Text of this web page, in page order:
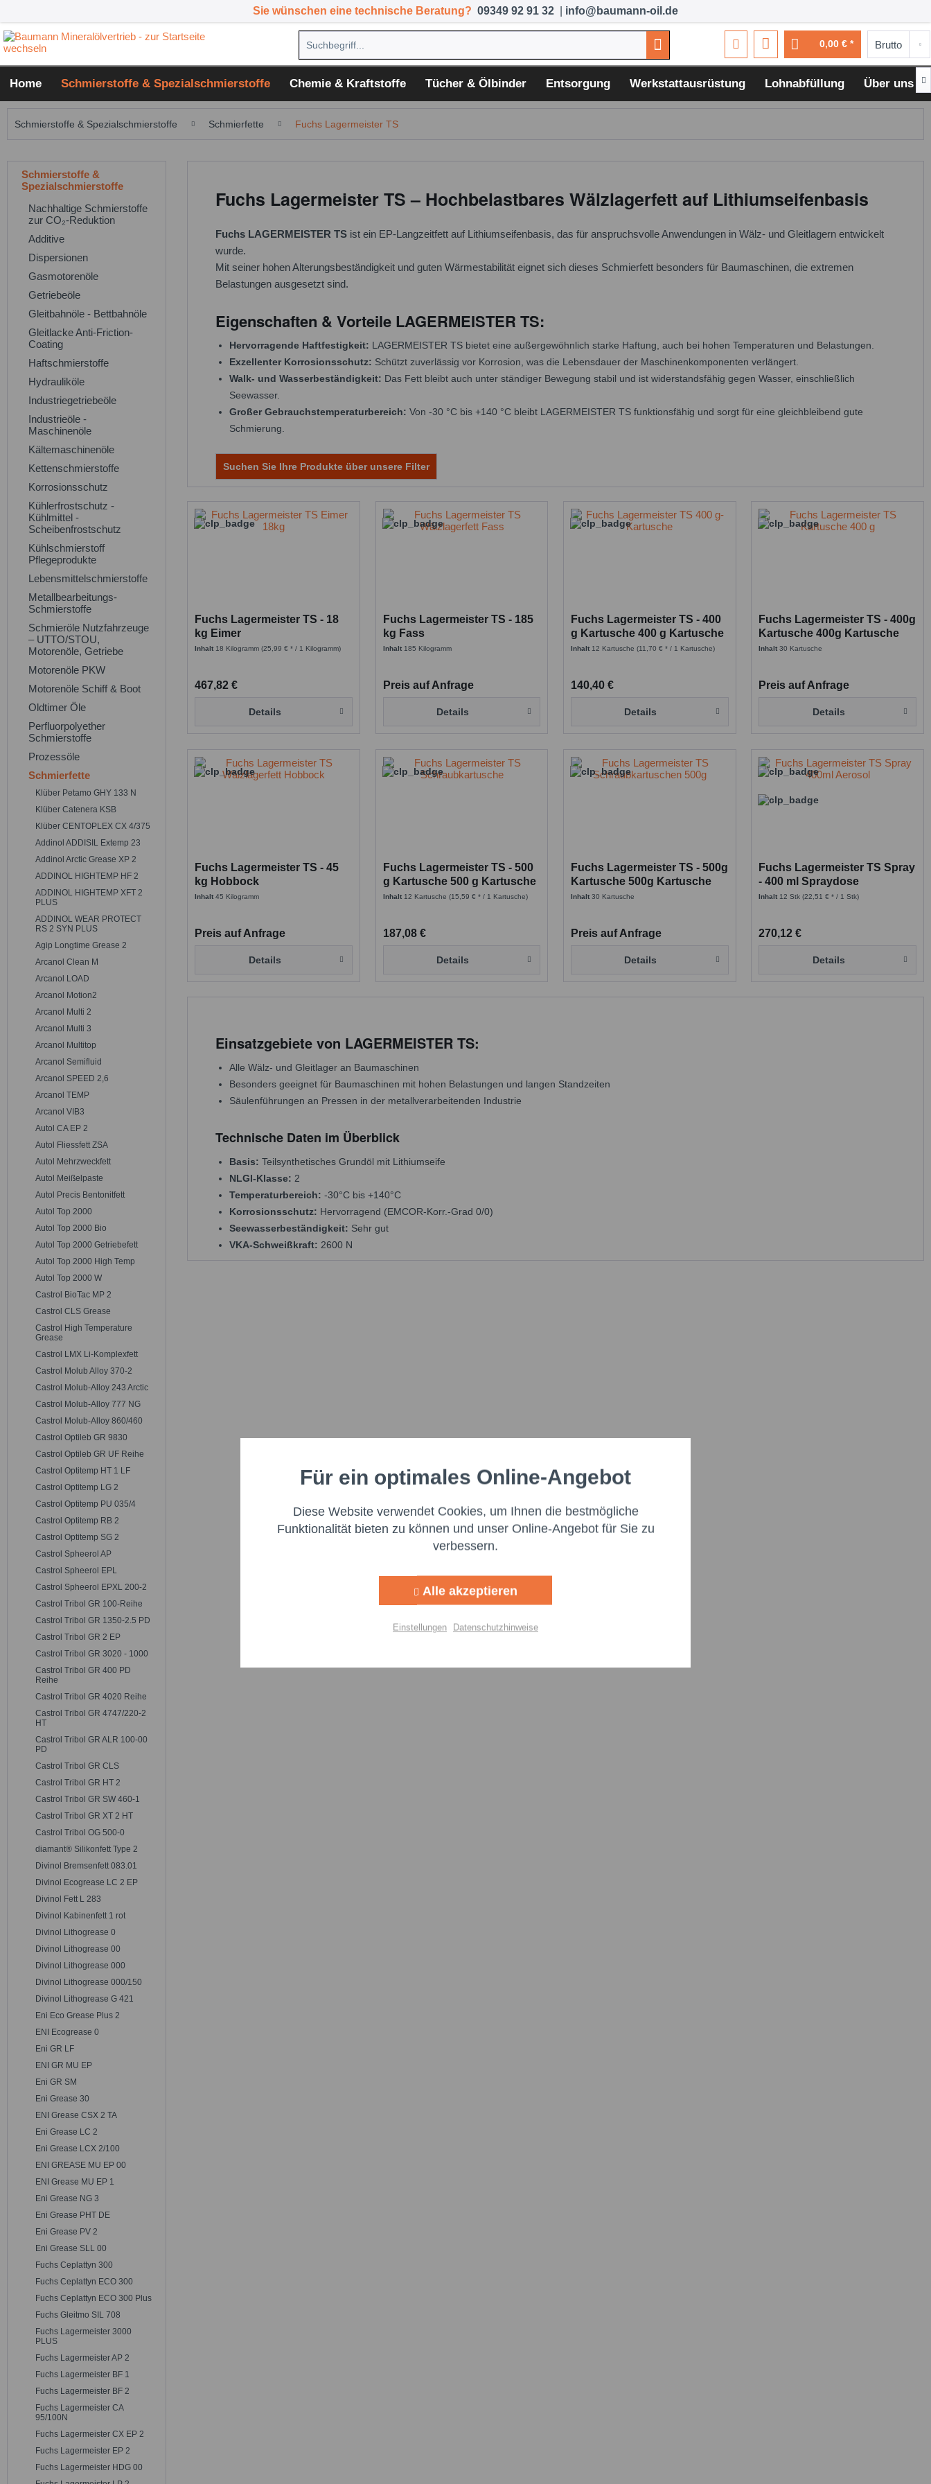
Sie wünschen eine technische Beratung? 09349 92 91 32 info@baumann-oil.de
0,00 € *
Home Schmierstoffe & Spezialschmierstoffe Chemie & Kraftstoffe Tücher & Ölbinder Entsorgung Werkstattausrüstung Lohnabfüllung Über uns 
Schmierstoffe & Spezialschmierstoffe Schmierfette Fuchs Lagermeister TS
Schmierstoffe &
Spezialschmierstoffe
Nachhaltige Schmierstoffe
zur CO₂-Reduktion
Additive
Dispersionen
Gasmotorenöle
Getriebeöle
Gleitbahnöle - Bettbahnöle
Gleitlacke Anti-Friction-
Coating
Haftschmierstoffe
Hydrauliköle
Industriegetriebeöle
Industrieöle -
Maschinenöle
Kältemaschinenöle
Kettenschmierstoffe
Korrosionsschutz
Kühlerfrostschutz -
Kühlmittel -
Scheibenfrostschutz
Kühlschmierstoff
Pflegeprodukte
Lebensmittelschmierstoffe
Metallbearbeitungs-
Schmierstoffe
Schmieröle Nutzfahrzeuge
– UTTO/STOU,
Motorenöle, Getriebe
Motorenöle PKW
Motorenöle Schiff & Boot
Oldtimer Öle
Perfluorpolyether
Schmierstoffe
Prozessöle
Schmierfette
Klüber Petamo GHY 133 N
Klüber Catenera KSB
Klüber CENTOPLEX CX 4/375
Addinol ADDISIL Extemp 23
Addinol Arctic Grease XP 2
ADDINOL HIGHTEMP HF 2
ADDINOL HIGHTEMP XFT 2
PLUS
ADDINOL WEAR PROTECT
RS 2 SYN PLUS
Agip Longtime Grease 2
Arcanol Clean M
Arcanol LOAD
Arcanol Motion2
Arcanol Multi 2
Arcanol Multi 3
Arcanol Multitop
Arcanol Semifluid
Arcanol SPEED 2,6
Arcanol TEMP
Arcanol VIB3
Autol CA EP 2
Autol Fliessfett ZSA
Autol Mehrzweckfett
Autol Meißelpaste
Autol Precis Bentonitfett
Autol Top 2000
Autol Top 2000 Bio
Autol Top 2000 Getriebefett
Autol Top 2000 High Temp
Autol Top 2000 W
Castrol BioTac MP 2
Castrol CLS Grease
Castrol High Temperature
Grease
Castrol LMX Li-Komplexfett
Castrol Molub Alloy 370-2
Castrol Molub-Alloy 243 Arctic
Castrol Molub-Alloy 777 NG
Castrol Molub-Alloy 860/460
Castrol Optileb GR 9830
Castrol Optileb GR UF Reihe
Castrol Optitemp HT 1 LF
Castrol Optitemp LG 2
Castrol Optitemp PU 035/4
Castrol Optitemp RB 2
Castrol Optitemp SG 2
Castrol Spheerol AP
Castrol Spheerol EPL
Castrol Spheerol EPXL 200-2
Castrol Tribol GR 100-Reihe
Castrol Tribol GR 1350-2.5 PD
Castrol Tribol GR 2 EP
Castrol Tribol GR 3020 - 1000
Castrol Tribol GR 400 PD
Reihe
Castrol Tribol GR 4020 Reihe
Castrol Tribol GR 4747/220-2
HT
Castrol Tribol GR ALR 100-00
PD
Castrol Tribol GR CLS
Castrol Tribol GR HT 2
Castrol Tribol GR SW 460-1
Castrol Tribol GR XT 2 HT
Castrol Tribol OG 500-0
diamant® Silikonfett Type 2
Divinol Bremsenfett 083.01
Divinol Ecogrease LC 2 EP
Divinol Fett L 283
Divinol Kabinenfett 1 rot
Divinol Lithogrease 0
Divinol Lithogrease 00
Divinol Lithogrease 000
Divinol Lithogrease 000/150
Divinol Lithogrease G 421
Eni Eco Grease Plus 2
ENI Ecogrease 0
Eni GR LF
ENI GR MU EP
Eni GR SM
Eni Grease 30
ENI Grease CSX 2 TA
Eni Grease LC 2
Eni Grease LCX 2/100
ENI GREASE MU EP 00
ENI Grease MU EP 1
Eni Grease NG 3
Eni Grease PHT DE
Eni Grease PV 2
Eni Grease SLL 00
Fuchs Ceplattyn 300
Fuchs Ceplattyn ECO 300
Fuchs Ceplattyn ECO 300 Plus
Fuchs Gleitmo SIL 708
Fuchs Lagermeister 3000
PLUS
Fuchs Lagermeister AP 2
Fuchs Lagermeister BF 1
Fuchs Lagermeister BF 2
Fuchs Lagermeister CA
95/100N
Fuchs Lagermeister CX EP 2
Fuchs Lagermeister EP 2
Fuchs Lagermeister HDG 00
Fuchs Lagermeister TS – Hochbelastbares Wälzlagerfett auf Lithiumseifenbasis
Fuchs LAGERMEISTER TS ist ein EP-Langzeitfett auf Lithiumseifenbasis, das für anspruchsvolle Anwendungen in Wälz- und Gleitlagern entwickelt
wurde.
Mit seiner hohen Alterungsbeständigkeit und guten Wärmestabilität eignet sich dieses Schmierfett besonders für Baumaschinen, die extremen
Belastungen ausgesetzt sind.
Eigenschaften & Vorteile LAGERMEISTER TS:
Hervorragende Haftfestigkeit: LAGERMEISTER TS bietet eine außergewöhnlich starke Haftung, auch bei hohen Temperaturen und Belastungen.
Exzellenter Korrosionsschutz: Schützt zuverlässig vor Korrosion, was die Lebensdauer der Maschinenkomponenten verlängert.
Walk- und Wasserbeständigkeit: Das Fett bleibt auch unter ständiger Bewegung stabil und ist widerstandsfähig gegen Wasser, einschließlich
Seewasser.
Großer Gebrauchstemperaturbereich: Von -30 °C bis +140 °C bleibt LAGERMEISTER TS funktionsfähig und sorgt für eine gleichbleibend gute
Schmierung.
Suchen Sie Ihre Produkte über unsere Filter
Fuchs Lagermeister TS - 18
kg Eimer
Inhalt 18 Kilogramm(25,99 € * / 1 Kilogramm)
467,82 €
Details
Fuchs Lagermeister TS - 185
kg Fass
Inhalt 185 Kilogramm
Preis auf Anfrage
Details
Fuchs Lagermeister TS - 400
g Kartusche 400 g Kartusche
x12
Inhalt 12 Kartusche(11,70 € * / 1 Kartusche)
140,40 €
Details
Fuchs Lagermeister TS - 400g
Kartusche 400g Kartusche
x30
Inhalt30 Kartusche
Preis auf Anfrage
Details
Fuchs Lagermeister TS - 45
kg Hobbock
Inhalt45 Kilogramm
Preis auf Anfrage
Details
Fuchs Lagermeister TS - 500
g Kartusche 500 g Kartusche
x12
Inhalt 12 Kartusche (15,59 € * / 1 Kartusche)
187,08 €
Details
Fuchs Lagermeister TS - 500g
Kartusche 500g Kartusche
x30
Inhalt30 Kartusche
Preis auf Anfrage
Details
Fuchs Lagermeister TS Spray
- 400 ml Spraydose
Inhalt 12 Stk(22,51 € * / 1 Stk)
270,12 €
Details
Einsatzgebiete von LAGERMEISTER TS:
Alle Wälz- und Gleitlager an Baumaschinen
Besonders geeignet für Baumaschinen mit hohen Belastungen und langen Standzeiten
Säulenführungen an Pressen in der metallverarbeitenden Industrie
Technische Daten im Überblick
Basis: Teilsynthetisches Grundöl mit Lithiumseife
NLGI-Klasse: 2
Temperaturbereich: -30°C bis +140°C
Korrosionsschutz: Hervorragend (EMCOR-Korr.-Grad 0/0)
Seewasserbeständigkeit: Sehr gut
VKA-Schweißkraft: 2600 N
Funktionale Aktiv
Marketing Aktiv
Für ein optimales Online-Angebot
Diese Website verwendet Cookies, um Ihnen die bestmögliche
Funktionalität bieten zu können und unser Online-Angebot für Sie zu
verbessern.
Alle akzeptieren
Einstellungen Datenschutzhinweise